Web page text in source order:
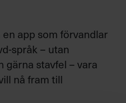
en app som förvandlar
språk – utan
gärna stavfel – vara
nå fram till